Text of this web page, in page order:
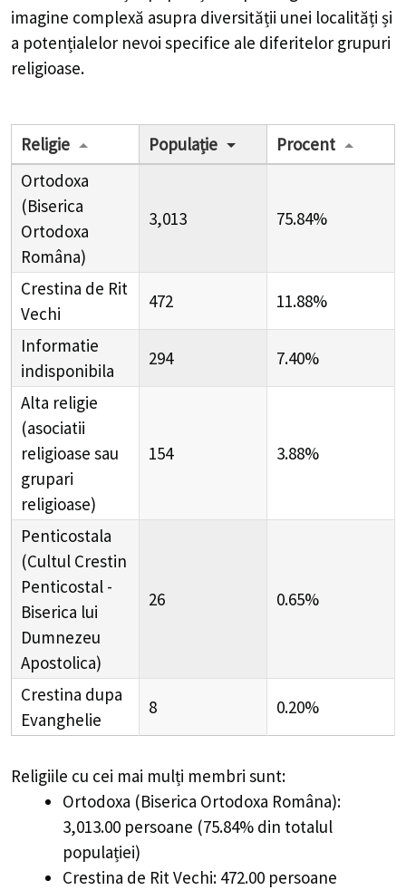
imagine complexă asupra diversității unei localități și
a potențialelor nevoi specifice ale diferitelor grupuri
religioase.
Religie Populație
Procent
Ortodoxa
(Biserica
Ortodoxa
Româna)
3,013 75.84%
Crestina de Rit
Vechi
472 11.88%
Informatie
indisponibila
294 7.40%
Alta religie
(asociatii
religioase sau
grupari
religioase)
154 3.88%
Penticostala
(Cultul Crestin
Penticostal -
Biserica lui
Dumnezeu
Apostolica)
26 0.65%
Crestina dupa
Evanghelie
8 0.20%
Religiile cu cei mai mulți membri sunt:
Ortodoxa (Biserica Ortodoxa Româna):
3,013.00 persoane (75.84% din totalul
populației)
Crestina de Rit Vechi: 472.00 persoane